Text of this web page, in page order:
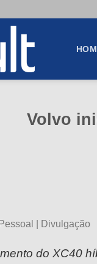
Volvo
| Divulgação
do XC40